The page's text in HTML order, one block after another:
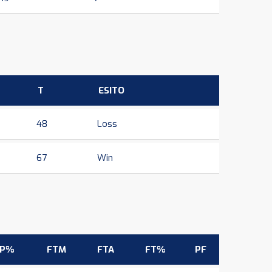
T ESITO
48 Loss
67 Win
FTM FTA FT% PF